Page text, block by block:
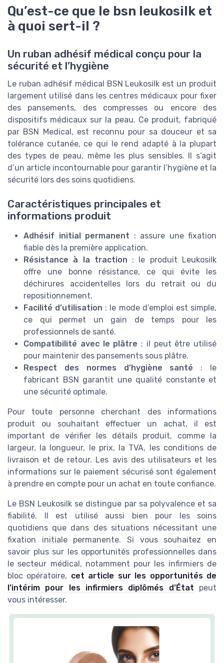
Qu’est-ce que le bsn leukosilk et
à quoi sert-il ?
Un ruban adhésif médical conçu pour la
sécurité et l’hygiène
Le ruban adhésif médical BSN Leukosilk est un produit
largement utilisé dans les centres médicaux pour fixer
des pansements, des compresses ou encore des
dispositifs médicaux sur la peau. Ce produit, fabriqué
par BSN Medical, est reconnu pour sa douceur et sa
tolérance cutanée, ce qui le rend adapté à la plupart
des types de peau, même les plus sensibles. Il s’agit
d’un article incontournable pour garantir l’hygiène et la
sécurité lors des soins quotidiens.
Caractéristiques principales et
informations produit
Adhésif initial permanent : assure une fixation
fiable dès la première application.
Résistance à la traction : le produit Leukosilk
offre une bonne résistance, ce qui évite les
déchirures accidentelles lors du retrait ou du
repositionnement.
Facilité d’utilisation : le mode d’emploi est simple,
ce qui permet un gain de temps pour les
professionnels de santé.
Compatibilité avec le plâtre : il peut être utilisé
pour maintenir des pansements sous plâtre.
Respect des normes d’hygiène santé : le
fabricant BSN garantit une qualité constante et
une sécurité optimale.
Pour toute personne cherchant des informations
produit ou souhaitant effectuer un achat, il est
important de vérifier les détails produit, comme la
largeur, la longueur, le prix, la TVA, les conditions de
livraison et de retour. Les avis des utilisateurs et les
informations sur le paiement sécurisé sont également
à prendre en compte pour un achat en toute confiance.
Le BSN Leukosilk se distingue par sa polyvalence et sa
fiabilité. Il est utilisé aussi bien pour les soins
quotidiens que dans des situations nécessitant une
fixation initiale permanente. Si vous souhaitez en
savoir plus sur les opportunités professionnelles dans
le secteur médical, notamment pour les infirmiers de
bloc opératoire, cet article sur les opportunités de
l’intérim pour les infirmiers diplômés d’État peut
vous intéresser.